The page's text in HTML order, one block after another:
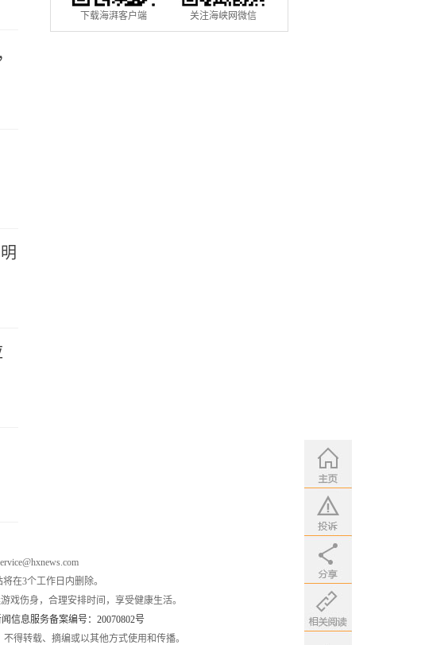
下载海湃客户端 关注海峡网微信
在3个工作日内删除。
戏伤身，合理安排时间，享受健康生活。
信息服务备案编号：20070802号
得转载、摘编或以其他方式使用和传播。